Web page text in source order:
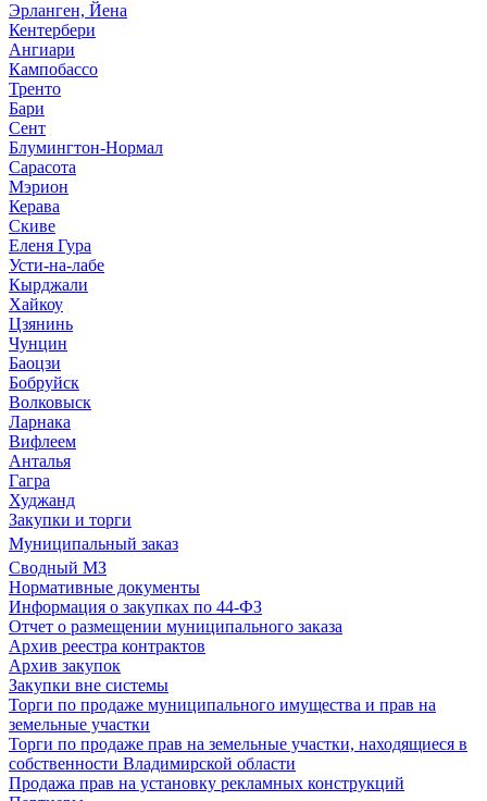
Эрланген, Йена
Кентербери
Ангиари
Кампобассо
Тренто
Бари
Сент
Блумингтон-Нормал
Сарасота
Мэрион
Керава
Скиве
Еленя Гура
Усти-на-лабе
Кырджали
Хайкоу
Цзянинь
Чунцин
Баоцзи
Бобруйск
Волковыск
Ларнака
Вифлеем
Анталья
Гагра
Худжанд
Закупки и торги
Муниципальный заказ
Сводный МЗ
Нормативные документы
Информация о закупках по 44-ФЗ
Отчет о размещении муниципального заказа
Архив реестра контрактов
Архив закупок
Закупки вне системы
Торги по продаже муниципального имущества и прав на
земельные участки
Торги по продаже прав на земельные участки, находящиеся в
собственности Владимирской области
Продажа прав на установку рекламных конструкций